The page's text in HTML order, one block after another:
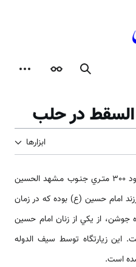
جستجوظاهر
در حلب
ابزارها
ديگر زيارتگاه شيعي در حلب، در حدود 300 متـري جنـوب مـشهد الحسين
امام حسين (ع) بوده كه در زمان
جوشن، از يكي از زنان امام حسين
زيارتگاه توسط سيف الدوله
شده است.